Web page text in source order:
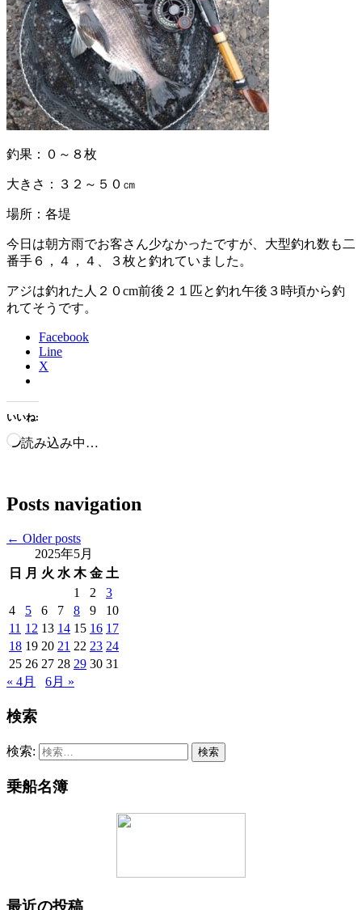
釣果：０～８枚
大きさ：３２～５０㎝
場所：各堤
今日は朝方雨でお客さん少なかったですが、大型釣れ数も二
番手６，４，４、３枚と釣れていました。
アジは釣れた人２０cm前後２１匹と釣れ午後３時頃から釣
れてそうです。
Facebook
Line
X
いいね:
読み込み中…
Posts navigation
← Older posts
2025年5月
日
月 火 水 木 金 土
1
2
3
4
5 6 7 8 9
10
11 12 13 14 15 16 17
18 19 20 21 22 23 24
25 26 27 28 29 30 31
« 4月
6月 »
検索
検索:
乗船名簿
最近の投稿